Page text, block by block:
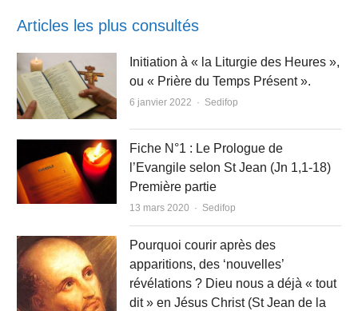
Articles les plus consultés
Initiation à « la Liturgie des Heures »,
ou « Prière du Temps Présent ».
6 janvier 2022 Author
Sedifop
Fiche N°1 : Le Prologue de
l’Evangile selon St Jean (Jn 1,1-18)
Première partie
13 mars 2020 Author
Sedifop
Pourquoi courir après des
apparitions, des ‘nouvelles’
révélations ? Dieu nous a déjà « tout
dit » en Jésus Christ (St Jean de la